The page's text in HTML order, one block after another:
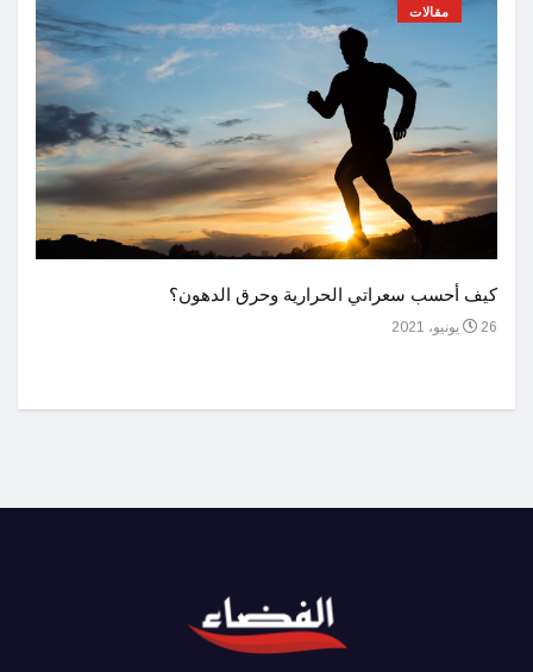
مقالات
كيف أحسب سعراتي الحرارية وحرق الدهون؟
26 يونيو، 2021